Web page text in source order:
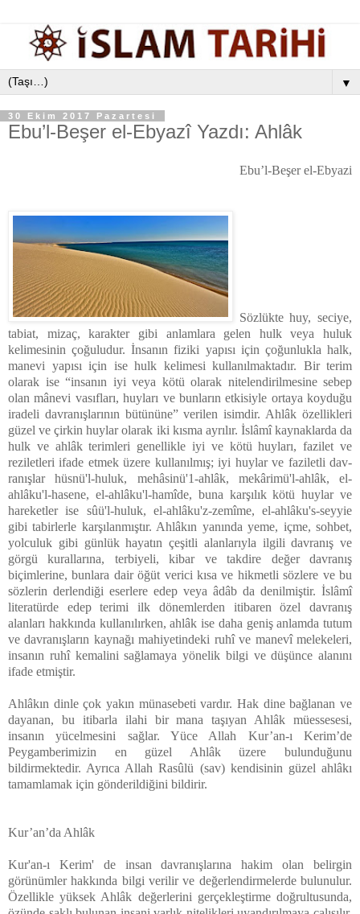
▼
30 Ekim 2017 Pazartesi
Ebu’l-Beşer el-Ebyazî Yazdı: Ahlâk
Ebu’l-Beşer el-Ebyazi
Sözlükte huy, seciye,
tabiat, mizaç, karakter gibi anlamlara gelen hulk veya huluk
kelimesinin çoğuludur. İnsanın fiziki yapısı için çoğunlukla halk,
manevi yapısı için ise hulk kelimesi kullanılmaktadır. Bir terim
olarak ise “insanın iyi veya kötü olarak nitelendirilmesine sebep
olan mânevi vasıfları, huyları ve bunların etkisiyle ortaya koyduğu
iradeli davranışlarının bütününe” verilen isimdir. Ahlâk özellikleri
güzel ve çirkin huylar olarak iki kısma ayrılır. İslâmî kaynaklarda da
hulk ve ahlâk terimleri ge­nellikle iyi ve kötü huyları, fazilet ve
reziletleri ifade etmek üzere kullanıl­mış; iyi huylar ve faziletli dav­
ranışlar hüsnü'l-huluk, mehâsinü'1-ahlâk, mekârimü'l-ahlâk, el-
ahlâku'l-hasene, el-ahlâku'l-hamîde, buna karşılık kötü huylar ve
hareketler ise sûü'l-huluk, el-ahlâku'z-zemîme, el-ahlâku's-seyyie
gibi tabirlerle karşılanmıştır. Ahlâkın yanında yeme, içme, sohbet,
yolculuk gibi günlük hayatın çeşitli alanlarıyla il­gili davranış ve
görgü kurallarına, terbi­yeli, kibar ve takdire değer davranış
biçimlerine, bunlara dair öğüt verici kı­sa ve hikmetli sözlere ve bu
sözlerin derlendiği eserlere edep veya âdâb da denilmiştir. İslâmî
literatürde edep teri­mi ilk dönemlerden itibaren özel davra­nış
alanları hakkında kullanılırken, ah­lâk ise daha geniş anlamda tutum
ve davranışların kaynağı mahiyetindeki ruhî ve manevî meleke­leri,
insanın ruhî kemalini sağlamaya yönelik bilgi ve düşünce alanını
ifade etmiştir.
Ahlâkın dinle çok yakın münasebeti vardır. Hak dine bağlanan ve
dayanan, bu itibarla ilahi bir mana taşıyan Ahlâk müessesesi,
insanın yücelmesini sağlar. Yüce Allah Kur’an-ı Kerim’de
Peygamberimizin en güzel Ahlâk üzere bulunduğunu
bildirmektedir. Ayrıca Allah Rasûlü (sav) kendisinin güzel ahlâkı
tamamlamak için gönderildiğini bildirir.
Kur’an’da Ahlâk
Kur'an-ı Kerim' de insan davranışlarına hakim olan belirgin
görünümler hakkında bilgi verilir ve değerlendirmelerde bulunulur.
Özellikle yüksek Ahlâk değerlerini gerçekleştirme doğrultusunda,